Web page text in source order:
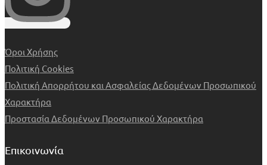
Όροι Χρήσης
Πολιτική Cookies
Πολιτική Απορρήτου και Ασφαλείας Δεδομένων Προσωπικού
Χαρακτήρα
Προστασία Δεδομένων Προσωπικού Χαρακτήρα
Επικοινωνία